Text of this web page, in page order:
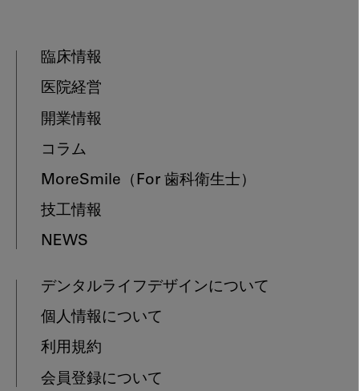
臨床情報
医院経営
開業情報
コラム
MoreSmile （For 歯科衛生士）
技工情報
NEWS
デンタルライフデザインについて
個人情報について
利用規約
会員登録について